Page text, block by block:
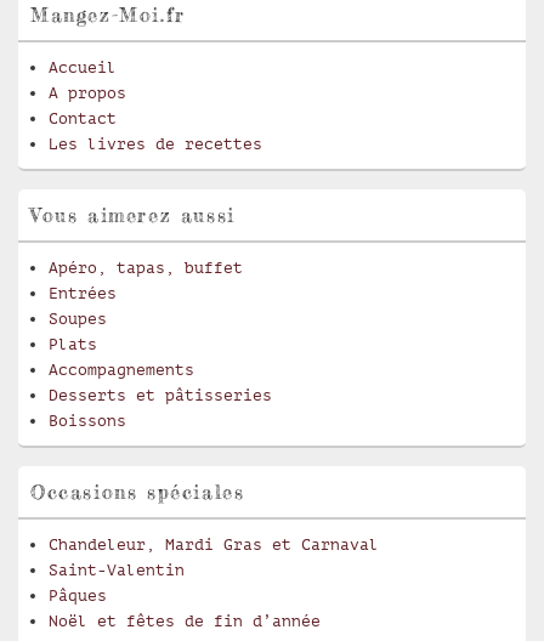
Mangez-Moi.fr
Accueil
A propos
Contact
Les livres de recettes
Vous aimerez aussi
Apéro, tapas, buffet
Entrées
Soupes
Plats
Accompagnements
Desserts et pâtisseries
Boissons
Occasions spéciales
Chandeleur, Mardi Gras et Carnaval
Saint-Valentin
Pâques
Noël et fêtes de fin d’année